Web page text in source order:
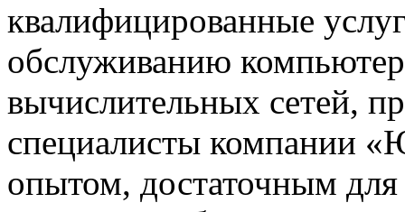
квалифицированные
обслуживанию
вычислительных сетей,
специалисты компании
опытом, достаточным